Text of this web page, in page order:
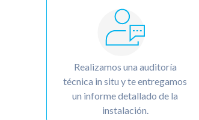
Realizamos una auditoría
técnica in situ y te entregamos
un informe detallado de la
instalación.